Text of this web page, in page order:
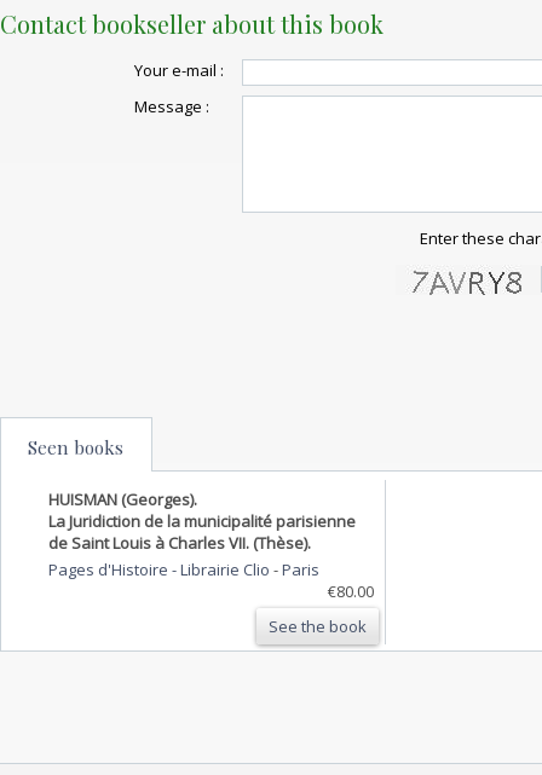
Contact bookseller about this book
Your e-mail :
Message :
Enter these
Seen books
HUISMAN (Georges).
La Juridiction de la municipalité parisienne
de Saint Louis à Charles VII. (Thèse).
Pages d'Histoire - Librairie Clio -Paris
€80.00
See the book